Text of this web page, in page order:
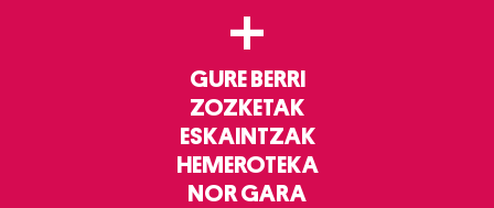
+
GURE BERRI
ZOZKETAK
ESKAINTZAK
HEMEROTEKA
NOR GARA